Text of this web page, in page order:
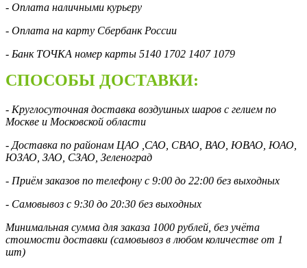
- Оплата наличными курьеру
- Оплата на карту Сбербанк России
- Банк ТОЧКА номер карты 5140 1702 1407 1079
СПОСОБЫ ДОСТАВКИ:
- Круглосуточная доставка воздушных шаров с гелием по
Москве и Московской области
- Доставка по районам ЦАО ,САО, СВАО, ВАО, ЮВАО, ЮАО,
ЮЗАО, ЗАО, СЗАО, Зеленоград
- Приём заказов по телефону с 9:00 до 22:00 без выходных
- Самовывоз с 9:30 до 20:30 без выходных
Минимальная сумма для заказа 1000 рублей, без учёта
стоимости доставки (самовывоз в любом количестве от 1
шт)